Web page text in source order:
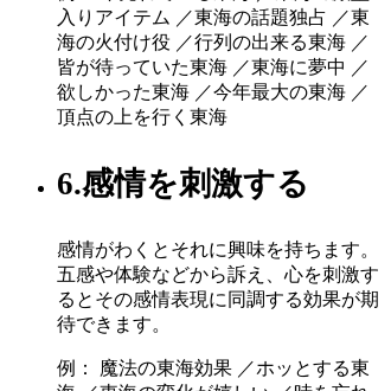
入りアイテム ／東海の話題独占 ／東
海の火付け役 ／行列の出来る東海 ／
皆が待っていた東海 ／東海に夢中 ／
欲しかった東海 ／今年最大の東海 ／
頂点の上を行く東海
6.感情を刺激する
感情がわくとそれに興味を持ちます。
五感や体験などから訴え、心を刺激す
るとその感情表現に同調する効果が期
待できます。
例： 魔法の東海効果 ／ホッとする東